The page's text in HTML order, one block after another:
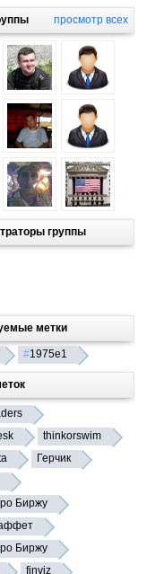
просмотр всех
группы
метки
#1975e1
thinkorswim
Герчик
Биржу
Биржу
finviz